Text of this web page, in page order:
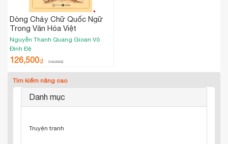
Dòng Chảy Chữ Quốc Ngữ
Trong Văn Hóa Việt
Nguyễn Thanh Quang Gioan Võ
Đình Đệ
126,500₫ 149,000₫
Tìm kiếm nâng cao
Danh mục
Truyện tranh